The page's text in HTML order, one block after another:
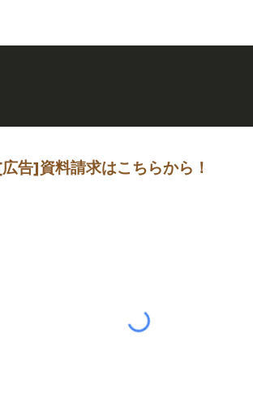
告]資料請求はこちらから ！